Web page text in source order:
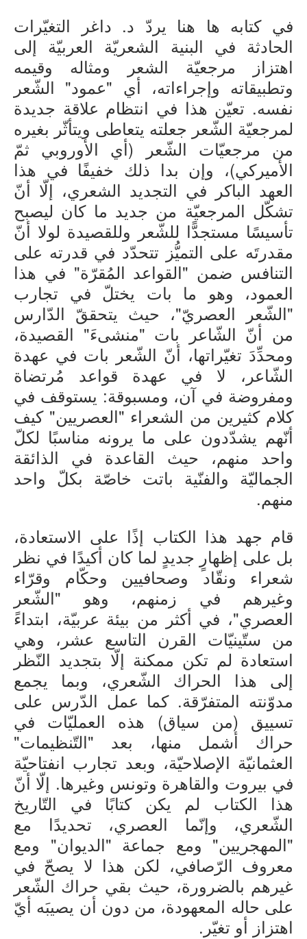
في كتابه ها هنا يردّ د. داغر التغيّرات
الحادثة في البنية الشعريّة العربيّة إلى
اهتزاز مرجعيّة الشعر ومثاله وقيمه
وتطبيقاته وإجراءاته، أي "عمود" الشّعر
نفسه. تعيّن هذا في انتظام علاقة جديدة
لمرجعيّة الشّعر جعلته يتعاطى ويتأثّر بغيره
من مرجعيّات الشّعر (أي الأوروبي ثمّ
الأميركي)، وإن بدا ذلك خفيفًا في هذا
العهد الباكر في التجديد الشعري، إلّا أنّ
تشكّل المرجعيّة من جديد ما كان ليصبح
تأسيسًا مستجدًّا للشّعر وللقصيدة لولا أنّ
مقدرتَه على التميُّز تتحدّد في قدرته على
التنافس ضمن "القواعد المُقرّة" في هذا
العمود، وهو ما بات يختلّ في تجارب
"الشّعر العصريّ"، حيث يتحققّ الدّارس
من أنّ الشّاعر بات "منشىءَ" القصيدة،
ومحدِّدَ تغيّراتها، أنّ الشّعر بات في عهدة
الشّاعر، لا في عهدة قواعد مُرتضاة
ومفروضة في آن، ومسبوقة: يستوقف في
كلام كثيرين من الشعراء "العصريين" كيف
أنّهم يشدّدون على ما يرونه مناسبًا لكلّ
واحد منهم، حيث القاعدة في الذائقة
الجماليّة والفنّية باتت خاصّة بكلّ واحد
منهم.
قام جهد هذا الكتاب إذًا على الاستعادة،
بل على إظهارٍ جديدٍ لما كان أكيدًا في نظر
شعراء ونقّاد وصحافيين وحكّام وقرّاء
وغيرهم في زمنهم، وهو "الشّعر
العصري"، في أكثر من بيئة عربيّة، ابتداءً
من ستّينيّات القرن التاسع عشر، وهي
استعادة لم تكن ممكنة إلّا بتجديد النّظر
إلى هذا الحراك الشّعري، وبما يجمع
مدوّنته المتفرّقة. كما عمل الدّرس على
تسييق (من سياق) هذه العمليّات في
حراك أشمل منها، بعد "التّنظيمات"
العثمانيّة الإصلاحيّة، وبعد تجارب انفتاحيّة
في بيروت والقاهرة وتونس وغيرها. إلّا أنّ
هذا الكتاب لم يكن كتابًا في التّاريخ
الشّعري، وإنّما العصري، تحديدًا مع
"المهجريين" ومع جماعة "الديوان" ومع
معروف الرّصافي، لكن هذا لا يصحّ في
غيرهم بالضرورة، حيث بقي حراك الشّعر
على حاله المعهودة، من دون أن يصيبَه أيّ
اهتزاز أو تغيّر.